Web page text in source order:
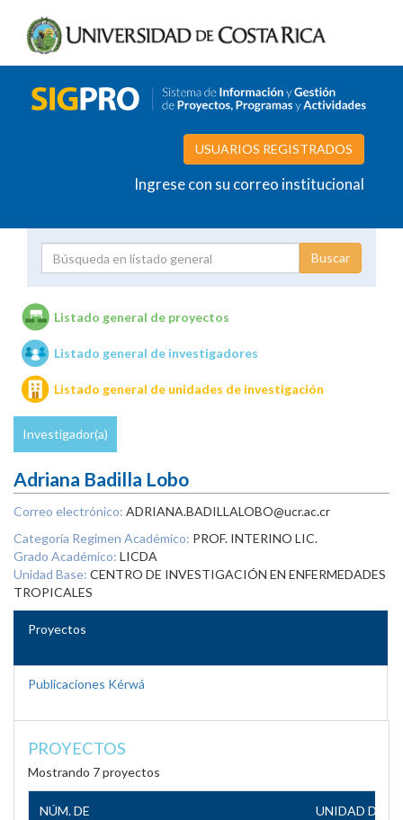
USUARIOS REGISTRADOS
Ingrese con su correo institucional
Unidades de investigación
Listado general de proyectos
Listado general de investigadores
Listado general de unidades de investigación
Investigador(a)
Adriana Badilla Lobo
Correo electrónico: ADRIANA.BADILLALOBO@ucr.ac.cr
Categoría Regimen Académico: PROF. INTERINO LIC.
Grado Académico: LICDA
Unidad Base: CENTRO DE INVESTIGACIÓN EN ENFERMEDADES
TROPICALES
Proyectos
Publicaciones Kérwá
PROYECTOS
Mostrando 7 proyectos
NÚM. DE
UNIDAD DE